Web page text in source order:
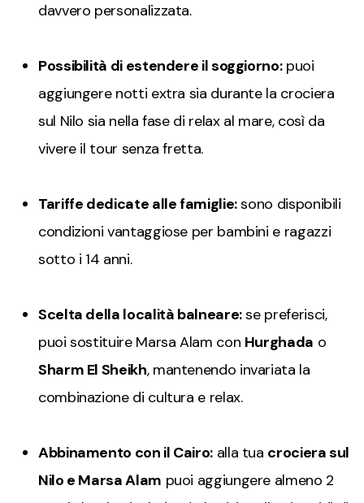
davvero personalizzata.
Possibilità di estendere il soggiorno:puoi
aggiungere notti extra sia durante la crociera
sul Nilo sia nella fase di relax al mare, così da
vivere il tour senza fretta.
Tariffe dedicate alle famiglie:sono disponibili
condizioni vantaggiose per bambini e ragazzi
sotto i 14 anni.
Scelta della località balneare:se preferisci,
puoi sostituire Marsa Alam con Hurghada o
Sharm El Sheikh, mantenendo invariata la
combinazione di cultura e relax.
Abbinamento con il Cairo: alla tua crociera sul
Nilo e Marsa Alam puoi aggiungere almeno 2